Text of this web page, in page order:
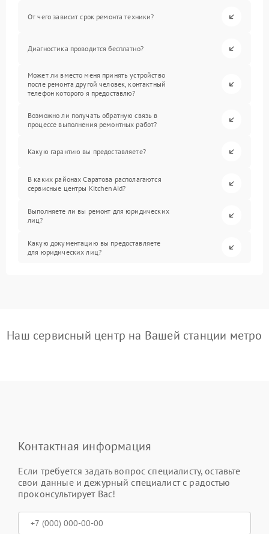
От чего зависит срок ремонта техники?
Диагностика проводится бесплатно?
Может ли вместо меня принять устройство
после ремонта другой человек, контактный
телефон которого я предоставлю?
Возможно ли получать обратную связь в
процессе выполнения ремонтных работ?
Какую гарантию вы предоставляете?
В каких районах Саратова располагаются
сервисные центры KitchenAid?
Выполняете ли вы ремонт для юридических
лиц?
Какую документацию вы предоставляете
для юридических лиц?
Наш сервисный центр на Вашей станции метро
Контактная информация
Если требуется задать вопрос специалисту, оставьте
свои данные и дежурный специалист с радостью
проконсультирует Вас!